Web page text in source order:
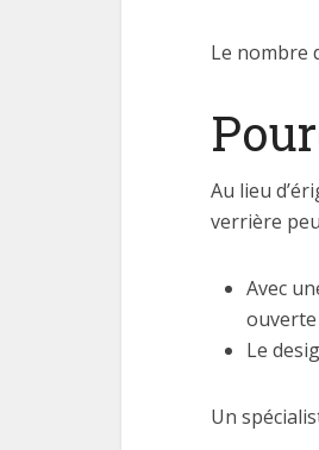
Le nombre
Au lieu
verrière
Avec
Le
Un